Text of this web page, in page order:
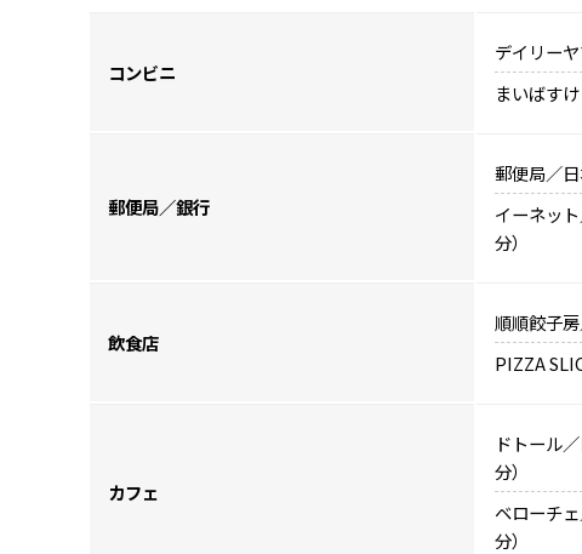
コンビニ
デイリー
まいばす
郵便局／銀行
郵便局／
イーネッ
分）
飲食店
順順餃子
PIZZA
カフェ
ドトール
分）
ベローチ
分）